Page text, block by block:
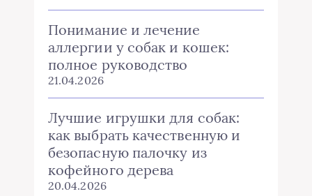
Понимание и лечение
аллергии у собак и кошек:
полное руководство
21.04.2026
Лучшие игрушки для собак:
как выбрать качественную и
безопасную палочку из
кофейного дерева
20.04.2026